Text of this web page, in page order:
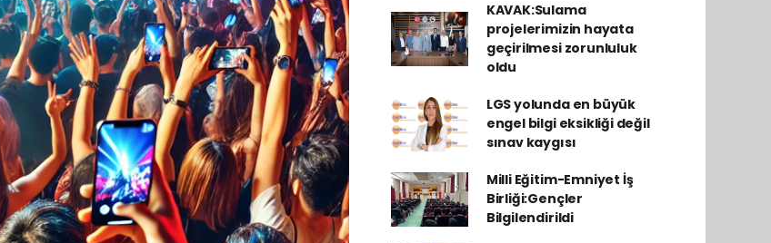
KAVAK:Sulama
projelerimizin hayata
geçirilmesi zorunluluk
oldu
LGS yolunda en büyük
engel bilgi eksikliği değil
sınav kaygısı
Milli Eğitim-Emniyet İş
Birliği:Gençler
Bilgilendirildi